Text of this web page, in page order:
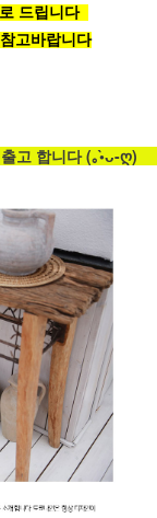
드립니다
고바랍니다
고 합니다 (｡•̀ᴗ-ღ)